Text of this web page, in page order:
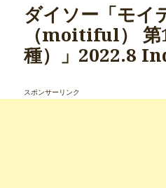
ダイソー「モイ
（moitiful） 第
種）」2022.8
スポンサーリンク